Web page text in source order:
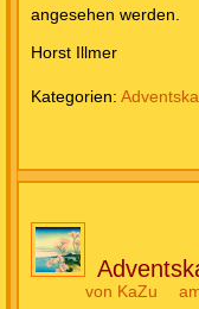
angesehen werden.
Horst Illmer
Kategorien:
von KaZu